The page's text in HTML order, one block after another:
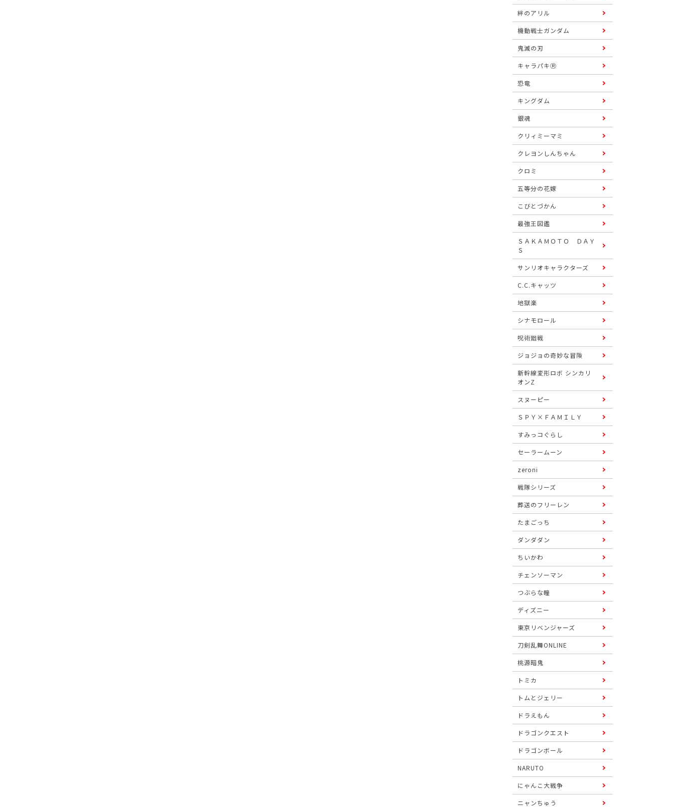
絆のアリル
機動戦士ガンダム
鬼滅の刃
キャラパキⓇ
恐竜
キングダム
銀魂
クリィミーマミ
クレヨンしんちゃん
クロミ
五等分の花嫁
こびとづかん
最強王図鑑
ＳＡＫＡＭＯＴＯ ＤＡＹ
Ｓ
サンリオキャラクターズ
C.C.キャッツ
地獄楽
シナモロール
呪術廻戦
ジョジョの奇妙な冒険
新幹線変形ロボ シンカリ
オンZ
スヌーピー
ＳＰＹ×ＦＡＭＩＬＹ
すみっコぐらし
セーラームーン
zeroni
戦隊シリーズ
葬送のフリーレン
たまごっち
ダンダダン
ちいかわ
チェンソーマン
つぶらな瞳
ディズニー
東京リベンジャーズ
刀剣乱舞ONLINE
桃源暗鬼
トミカ
トムとジェリー
ドラえもん
ドラゴンクエスト
ドラゴンボール
NARUTO
にゃんこ大戦争
ニャンちゅう